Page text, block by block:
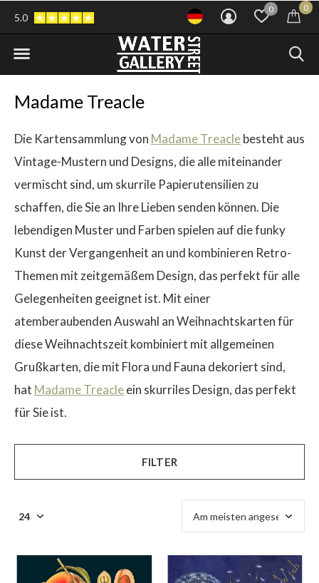
0 0
5.0
Madame Treacle
Die Kartensammlung von Madame Treaclebesteht aus
Vintage-Mustern und Designs, die alle miteinander
vermischt sind, um skurrile Papierutensilien zu
schaffen, die Sie an Ihre Lieben senden können. Die
lebendigen Muster und Farben spielen auf die funky
Kunst der Vergangenheit an und kombinieren Retro-
Themen mit zeitgemäßem Design, das perfekt für alle
Gelegenheiten geeignet ist. Mit einer
atemberaubenden Auswahl an Weihnachtskarten für
diese Weihnachtszeit kombiniert mit allgemeinen
Grußkarten, die mit Flora und Fauna dekoriert sind,
hat Madame Treacleein skurriles Design, das perfekt
für Sie ist.
FILTER